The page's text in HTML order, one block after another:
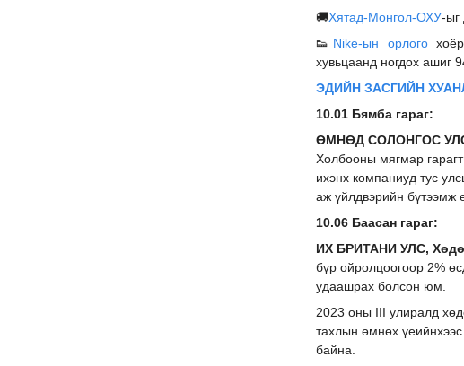
🚚Хятад-Монгол-ОХУ-ыг
👟 Nike-ын орлогохоёр
хувьцаанд ногдох ашиг
ЭДИЙН ЗАСГИЙН
10.01 Бямба гараг:
ӨМНӨД СОЛОНГОС
Холбооны мягмар
ихэнх компаниуд тус
аж үйлдвэрийн бүтээмж
10.06 Баасан гараг:
ИХ БРИТАНИ УЛС,
бүр ойролцоогоор 2%
удаашрах болсон юм.
2023 оны III улиралд
тахлын өмнөх
байна.